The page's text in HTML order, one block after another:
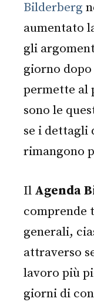
Bilderberg
aumentato
gli
giorno
permette al
sono le
se i dettagli
rimangono
Il Agenda
comprende
generali,
attraverso
lavoro più
giorni di